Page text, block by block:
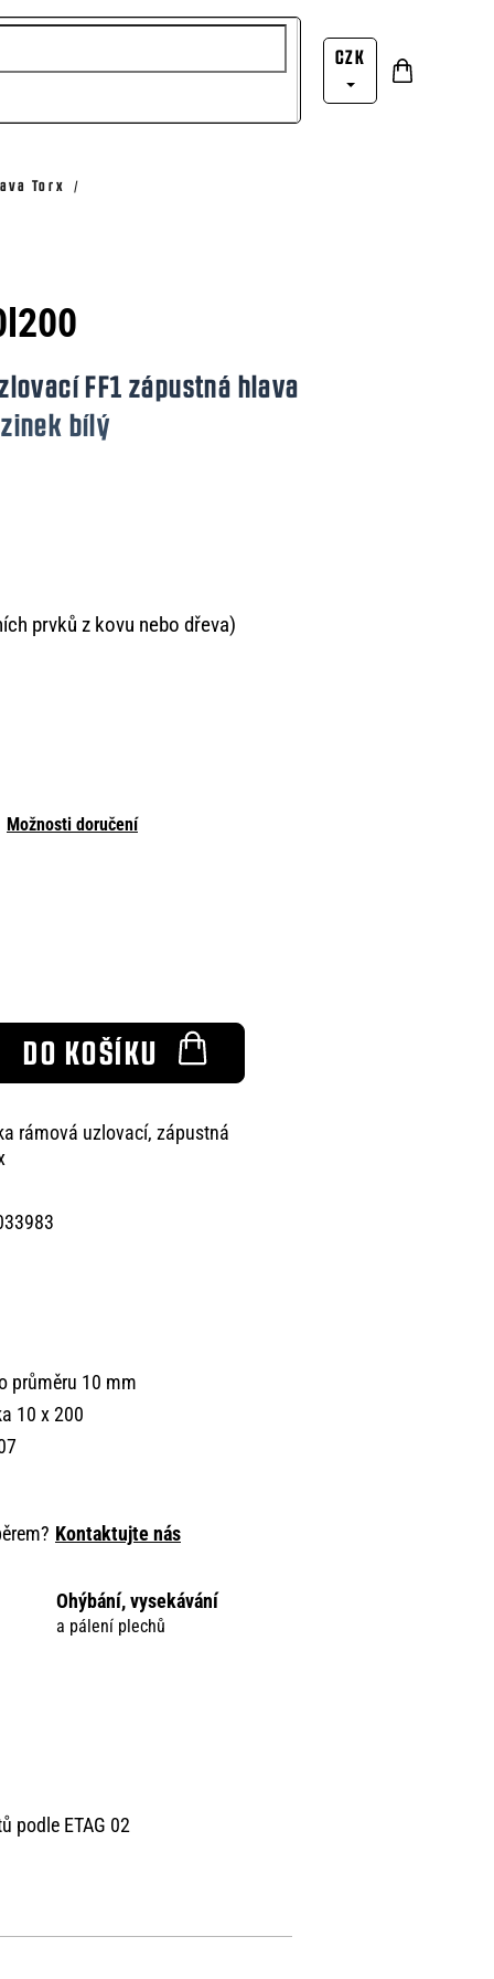
CZK Nákupní
Torx
FF1 zápustná hlava
bílý
prvků z kovu nebo dřeva)
Možnosti doručení
DO KOŠÍKU
rámová uzlovací, zápustná
průměru 10 mm
10 x 200
Kontaktujte nás
Ohýbání, vysekávání
a pálení plechů
podle ETAG 02